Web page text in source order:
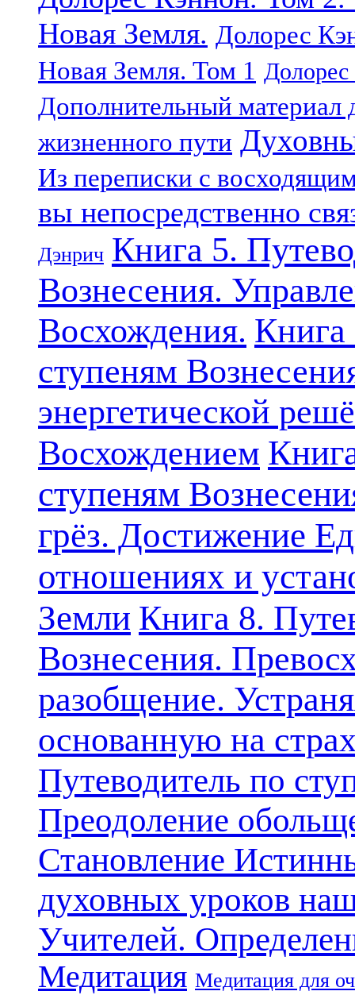
Новая Земля. Долорес
Новая Земля. Том 1
Дополнительный материал
жизненного пути
Из переписки с
вы непосредственно
Дэнрич Книга 5.
Вознесения.
Восхождения. Книга
ступеням
энергетической
Восхождением
ступеням
грёз. Достижение
отношениях и
Земли Книга 8.
Вознесения.
разобщение.
основанную на
Путеводитель по
Преодоление
Становление
духовных уроков
Учителей.
Медитация Медитация для